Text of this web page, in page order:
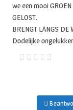
we een mooi
GELOST.
BRENGT LANGS DE
Dodelijke